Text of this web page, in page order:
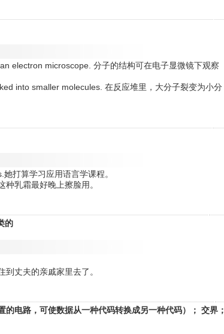
electron microscope. 分子的结构可在电子显微镜下观察
into smaller molecules. 在反应堆里，大分子裂变为小分
打算学习应用语言学课程。
乳霜最好晚上擦脸用。
的
丈夫的亲戚家里去了。
电路，可使数据从一种代码转换成另一种代码）； 交界；